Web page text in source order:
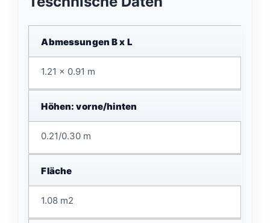
Abmessungen B x L
1.21 x 0.91 m
Höhen: vorne/hinten
0.21/0.30 m
Fläche
1.08 m2